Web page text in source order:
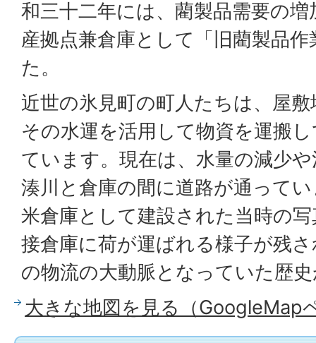
和三十二年には、藺製品需要の
産拠点兼倉庫として「旧藺製品
た。
近世の氷見町の町人たちは、屋
その水運を活用して物資を運搬
ています。現在は、水量の減少
湊川と倉庫の間に道路が通って
米倉庫として建設された当時の
接倉庫に荷が運ばれる様子が残
の物流の大動脈となっていた歴
大きな地図を見る（GoogleMap